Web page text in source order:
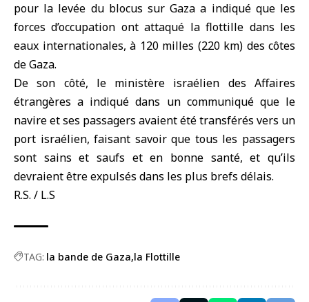
pour la levée du blocus sur Gaza a indiqué que les
forces d’occupation ont attaqué la flottille dans les
eaux internationales, à 120 milles (220 km) des côtes
de Gaza.
De son côté, le ministère israélien des Affaires
étrangères a indiqué dans un communiqué que le
navire et ses passagers avaient été transférés vers un
port israélien, faisant savoir que tous les passagers
sont sains et saufs et en bonne santé, et qu’ils
devraient être expulsés dans les plus brefs délais.
R.S. / L.S
TAG: la bande de Gaza la Flottille